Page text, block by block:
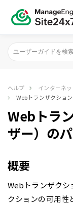
ヘルプ
インターネ
Webトランザクション
Webトラ
ザー）の
概要
Webトランザクシ
クションの可用